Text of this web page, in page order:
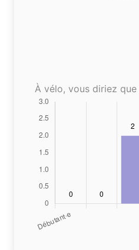
À vélo, vous diriez que